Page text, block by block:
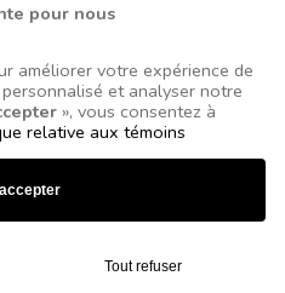
2026 Centre d'études sur les
réalisation :
pour nous
améliorer votre expérience de
et analyser notre
», vous consentez à
relative aux témoins
Tout refuser